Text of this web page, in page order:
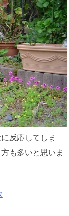
反応してしま
も多いと思いま